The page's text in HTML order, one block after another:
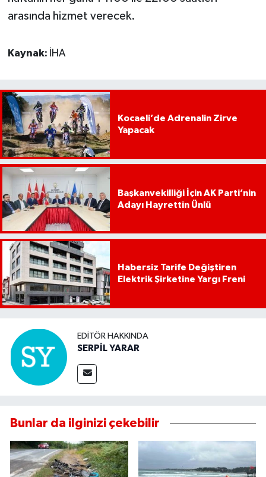
arasında hizmet verecek.
Kaynak: İHA
Kocaeli’de Adrenalin Zirve
Yapacak
Başkanvekilliği İçin AK Parti’nin
Adayı Hayrettin Ünlü
Habersiz Tarife Değiştiren
Elektrik Şirketine Yargı Freni
EDITÖR HAKKINDA
SERPİL YARAR
Bunlar da ilginizi çekebilir